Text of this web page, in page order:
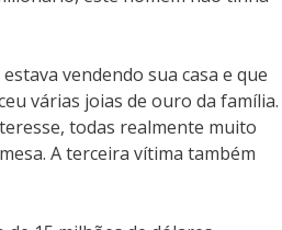
vendendo sua casa e que
várias joias de ouro da família.
todas realmente muito
A terceira vítima também